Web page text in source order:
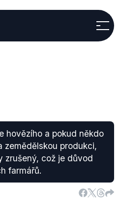
hovězího a pokud někdo
zemědělskou produkci,
zrušený, což je důvod
farmářů.